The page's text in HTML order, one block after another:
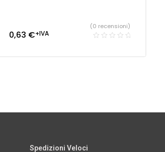
0,63 €+IVA
(0 recensioni)
Spedizioni Veloci